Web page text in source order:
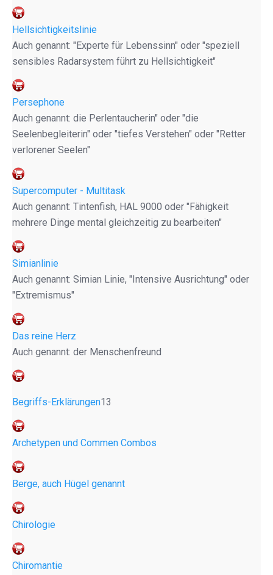
Hellsichtigkeitslinie
Auch genannt: "Experte für Lebenssinn" oder "speziell
sensibles Radarsystem führt zu Hellsichtigkeit"
Persephone
Auch genannt: die Perlentaucherin" oder "die
Seelenbegleiterin" oder "tiefes Verstehen" oder "Retter
verlorener Seelen"
Supercomputer - Multitask
Auch genannt: Tintenfish, HAL 9000 oder "Fähigkeit
mehrere Dinge mental gleichzeitig zu bearbeiten"
Simianlinie
Auch genannt: Simian Linie, "Intensive Ausrichtung" oder
"Extremismus"
Das reine Herz
Auch genannt: der Menschenfreund
Begriffs-Erklärungen13
Archetypen und Commen Combos
Berge, auch Hügel genannt
Chirologie
Chiromantie